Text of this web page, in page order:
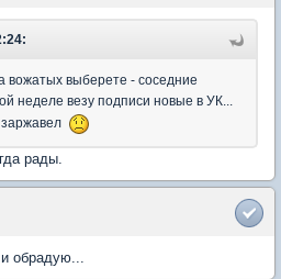
вожатых выберете - соседние
неделе везу подписи новые в УК...
рады.
обрадую...